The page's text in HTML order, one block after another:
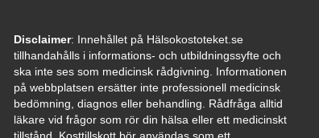
Disclaimer: Innehållet på Hälsokostoteket.se
tillhandahålls i informations- och utbildningssyfte och
ska inte ses som medicinsk rådgivning. Informationen
på webbplatsen ersätter inte professionell medicinsk
bedömning, diagnos eller behandling. Rådfråga alltid
läkare vid frågor som rör din hälsa eller ett medicinskt